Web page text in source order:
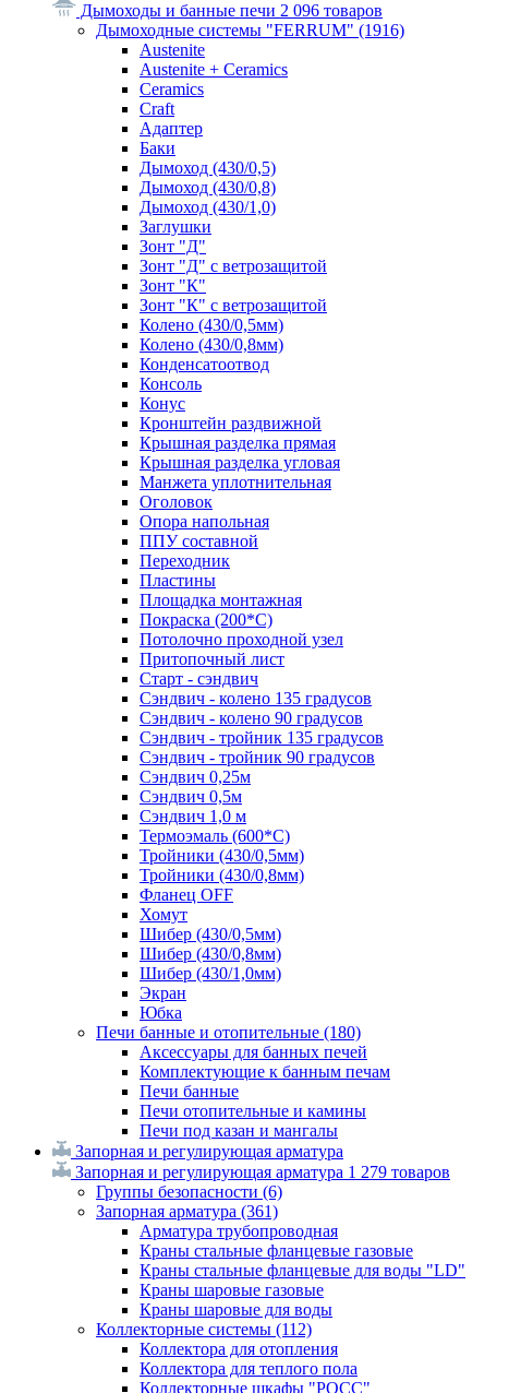
Дымоходы и банные печи 2 096 товаров
Дымоходные системы "FERRUM" (1916)
Austenite
Austenite + Ceramics
Ceramics
Craft
Адаптер
Баки
Дымоход (430/0,5)
Дымоход (430/0,8)
Дымоход (430/1,0)
Заглушки
Зонт "Д"
Зонт "Д" с ветрозащитой
Зонт "К"
Зонт "К" с ветрозащитой
Колено (430/0,5мм)
Колено (430/0,8мм)
Конденсатоотвод
Консоль
Конус
Кронштейн раздвижной
Крышная разделка прямая
Крышная разделка угловая
Манжета уплотнительная
Оголовок
Опора напольная
ППУ составной
Переходник
Пластины
Площадка монтажная
Покраска (200*С)
Потолочно проходной узел
Притопочный лист
Старт - сэндвич
Сэндвич - колено 135 градусов
Сэндвич - колено 90 градусов
Сэндвич - тройник 135 градусов
Сэндвич - тройник 90 градусов
Сэндвич 0,25м
Сэндвич 0,5м
Сэндвич 1,0 м
Термоэмаль (600*С)
Тройники (430/0,5мм)
Тройники (430/0,8мм)
Фланец OFF
Хомут
Шибер (430/0,5мм)
Шибер (430/0,8мм)
Шибер (430/1,0мм)
Экран
Юбка
Печи банные и отопительные (180)
Аксессуары для банных печей
Комплектующие к банным печам
Печи банные
Печи отопительные и камины
Печи под казан и мангалы
Запорная и регулирующая арматура
Запорная и регулирующая арматура 1 279 товаров
Группы безопасности (6)
Запорная арматура (361)
Арматура трубопроводная
Краны стальные фланцевые газовые
Краны стальные фланцевые для воды "LD"
Краны шаровые газовые
Краны шаровые для воды
Коллекторные системы (112)
Коллектора для отопления
Коллектора для теплого пола
Коллекторные шкафы "РОСС"